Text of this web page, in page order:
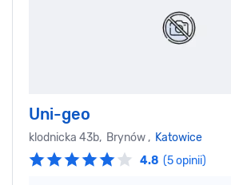
Uni-geo
klodnicka 43b, Brynów , Katowice
4.8 (5 opinii)